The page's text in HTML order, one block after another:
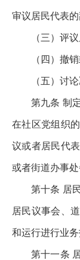
审议居民代表的
（三）评
（四）撤
（五）讨
第九条 制
在社区党组织
议或者居民代
或者街道办事处
第十条 居
居民议事会、
和运行进行业务
第十一条